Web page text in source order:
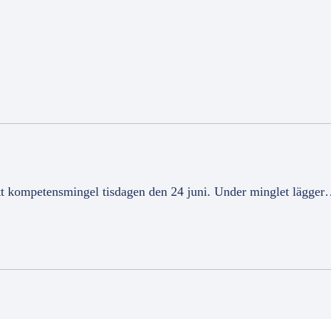
kompetensmingel tisdagen den 24 juni. Under minglet